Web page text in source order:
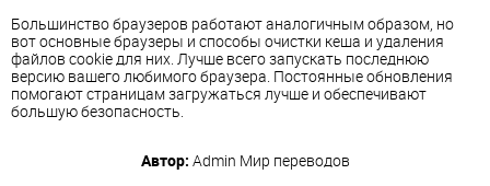
Большинство браузеров работают аналогичным образом, но
вот основные браузеры и способы очистки кеша и удаления
файлов cookie для них. Лучше всего запускать последнюю
версию вашего любимого браузера. Постоянные обновления
помогают страницам загружаться лучше и обеспечивают
большую безопасность.
Автор: Admin Мир переводов